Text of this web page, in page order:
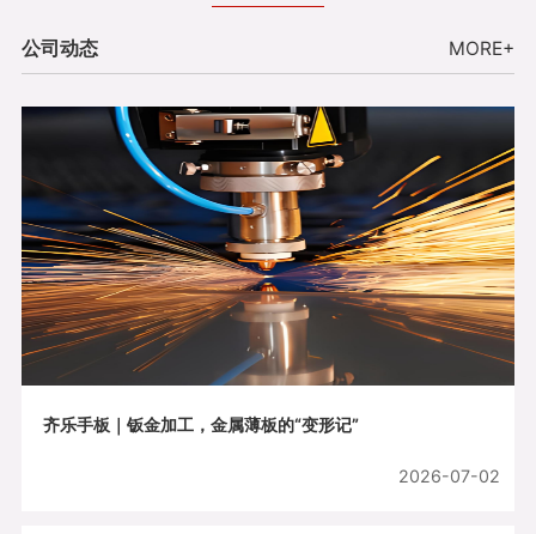
公司动态 MORE+
齐乐手板｜钣金加工，金属薄板的“变形记”
2026-07-02